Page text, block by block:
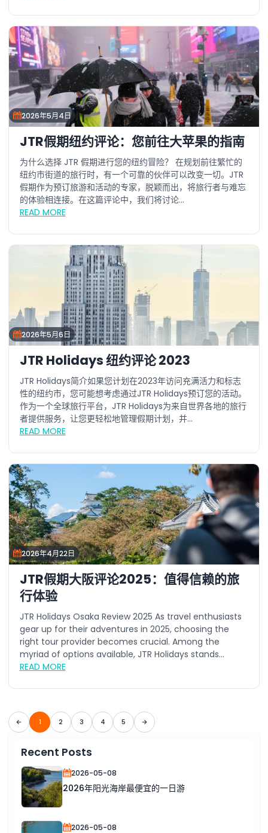
2026年5月4日
JTR假期纽约评论：您前往大苹果的指南
为什么选择 JTR 假期进行您的纽约冒险？ 在规划前往繁忙的
纽约市街道的旅行时，有一个可靠的伙伴可以改变一切。JTR
假期作为预订旅游和活动的专家，脱颖而出，将旅行者与难忘
的体验相连接。在这篇评论中，我们将讨论...
READ MORE
2026年5月6日
JTR Holidays 纽约评论 2023
JTR Holidays简介如果您计划在2023年访问充满活力和标志
性的纽约市，您可能想考虑通过JTR Holidays预订您的活动。
作为一个全球旅行平台，JTR Holidays为来自世界各地的旅行
者提供服务，让您更轻松地管理假期计划，并...
READ MORE
2026年4月22日
JTR假期大阪评论2025：值得信赖的旅
行体验
JTR Holidays Osaka Review 2025 As travel enthusiasts
gear up for their adventures in 2025, choosing the
right tour provider becomes crucial. Among the
myriad of options available, JTR Holidays stands...
READ MORE
1 2 3 4 5
Recent Posts
2026-05-08
2026年阳光海岸最便宜的一日游
2026-05-08